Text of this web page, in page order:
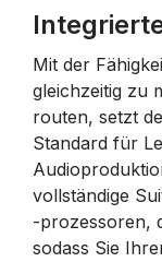
Mit der
gleichzeitig zu
routen, setzt
Standard für
vollständige
-prozessoren,
sodass Sie